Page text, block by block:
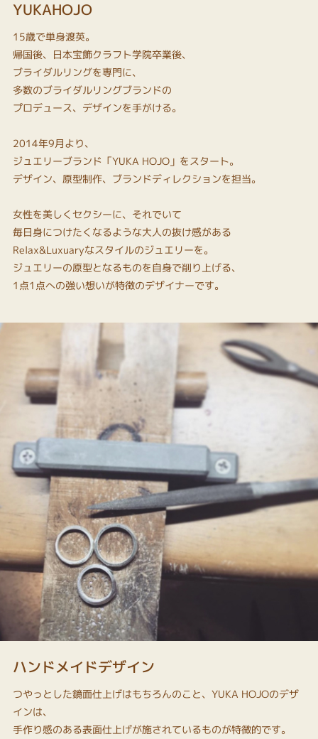
YUKAHOJO
15歳で単身渡英。
帰国後、日本宝飾クラフト学院卒業後、
ブライダルリングを専門に、
多数のブライダルリングブランドの
プロデュース、デザインを手がける。
2014年9月より、
ジュエリーブランド「YUKA HOJO」をスタート。
デザイン、原型制作、ブランドディレクションを担当。
女性を美しくセクシーに、それでいて
毎日身につけたくなるような大人の抜け感がある
Relax&Luxuaryなスタイルのジュエリーを。
ジュエリーの原型となるものを自身で削り上げる、
1点1点への強い想いが特徴のデザイナーです。
ハンドメイドデザイン
つやっとした鏡面仕上げはもちろんのこと、YUKA HOJOのデザ
インは、
手作り感のある表面仕上げが施されているものが特徴的です。